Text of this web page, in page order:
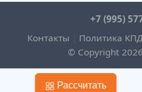
© Copyright
+7 (995)
Контакты
Политика КПД
Рассчитать